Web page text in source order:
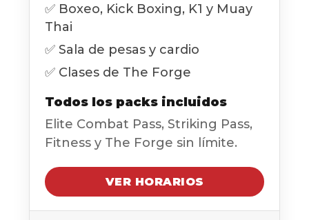
✅ Boxeo, Kick Boxing, K1 y Muay
Thai
✅ Sala de pesas y cardio
✅ Clases de The Forge
Todos los packs incluidos
Elite Combat Pass, Striking Pass,
Fitness y The Forge sin límite.
VER HORARIOS